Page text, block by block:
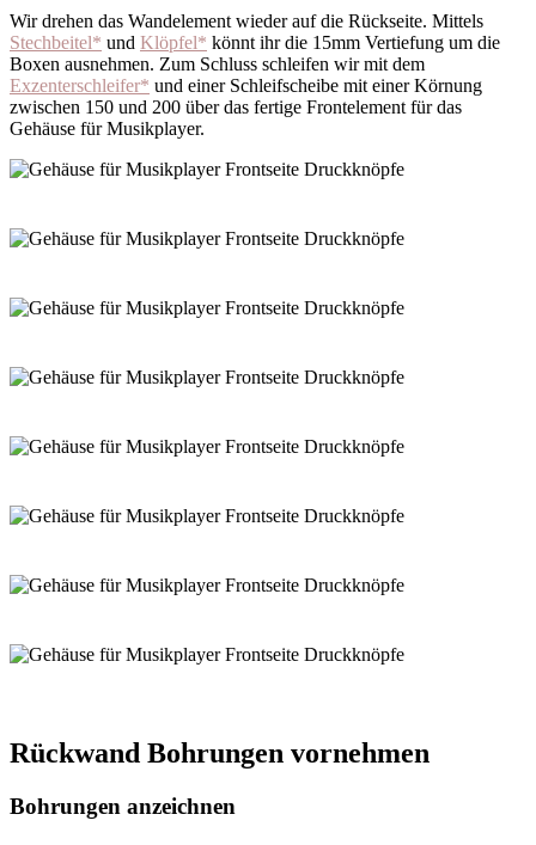
Wir drehen das Wandelement wieder auf die Rückseite. Mittels
Stechbeitel* und Klöpfel* könnt ihr die 15mm Vertiefung um die
Boxen ausnehmen. Zum Schluss schleifen wir mit dem
Exzenterschleifer* und einer Schleifscheibe mit einer Körnung
zwischen 150 und 200 über das fertige Frontelement für das
Gehäuse für Musikplayer.
Rückwand Bohrungen vornehmen
Bohrungen anzeichnen